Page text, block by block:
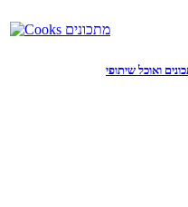
ואוכל שיתופי